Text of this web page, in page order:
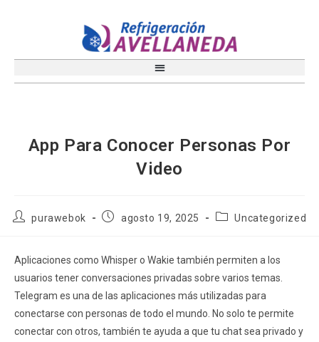
App Para Conocer Personas Por
Video
purawebok agosto 19, 2025 Uncategorized
Aplicaciones como Whisper o Wakie también permiten a los
usuarios tener conversaciones privadas sobre varios temas.
Telegram es una de las aplicaciones más utilizadas para
conectarse con personas de todo el mundo. No solo te permite
conectar con otros, también te ayuda a que tu chat sea privado y